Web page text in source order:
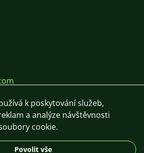
k poskytování služeb,
a analýze návštěvnosti
cookie.
Povolit vše